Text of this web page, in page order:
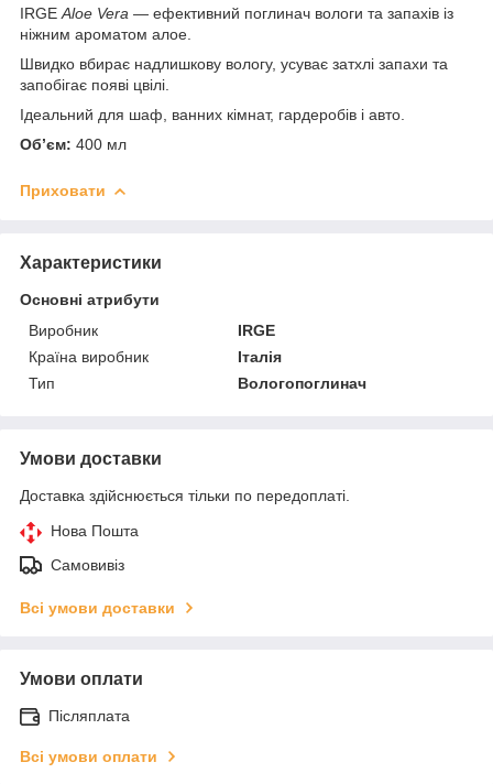
IRGE Aloe Vera — ефективний поглинач вологи та запахів із
ніжним ароматом алое.
Швидко вбирає надлишкову вологу, усуває затхлі запахи та
запобігає появі цвілі.
Ідеальний для шаф, ванних кімнат, гардеробів і авто.
Об’єм: 400 мл
Приховати
Характеристики
Основні атрибути
Виробник
IRGE
Країна виробник
Італія
Тип
Вологопоглинач
Умови доставки
Доставка здійснюється тільки по передоплаті.
Нова Пошта
Самовивіз
Всі умови доставки
Умови оплати
Післяплата
Всі умови оплати